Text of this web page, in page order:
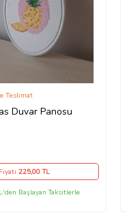
Duvar Panosu
Teslimat
225,00 TL
Başlayan Taksitlerle